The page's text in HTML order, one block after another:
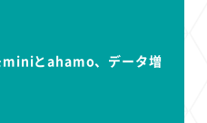
miniとahamo、データ増